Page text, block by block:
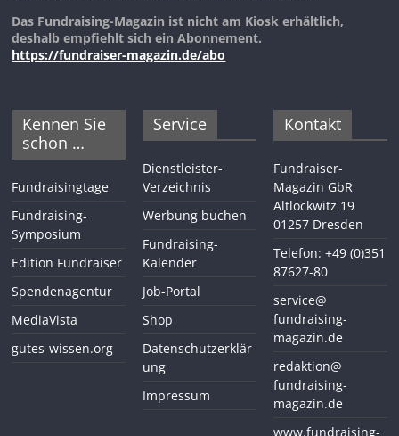
Das Fundraising-Magazin ist nicht am Kiosk erhältlich,
deshalb empfiehlt sich ein Abonnement.
https://fundraiser-magazin.de/abo
Kennen Sie
schon …
Fundraisingtage
Fundraising-
Symposium
Edition Fundraiser
Spendenagentur
MediaVista
gutes-wissen.org
Service
Dienstleister-
Verzeichnis
Werbung buchen
Fundraising-
Kalender
Job-Portal
Shop
Datenschutzerklär
ung
Impressum
Kontakt
Fundraiser-
Magazin GbR
Altlockwitz 19
01257 Dresden
Telefon: +49 (0)351
87627-80
service@
fundraising-
magazin.de
redaktion@
fundraising-
magazin.de
www.fundraising-